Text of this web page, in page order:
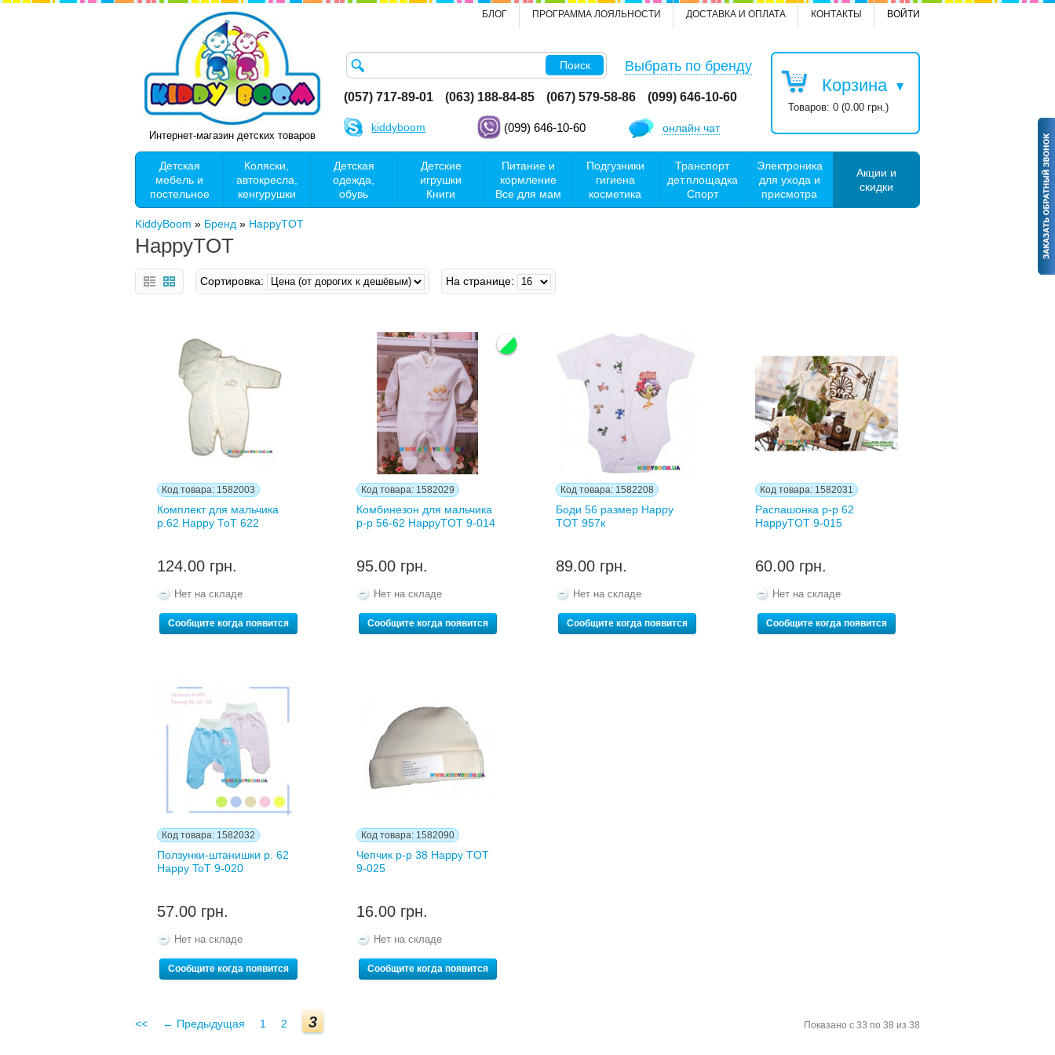
ВОЙТИ
КОНТАКТЫ
ДОСТАВКА И ОПЛАТА
ПРОГРАММА ЛОЯЛЬНОСТИ
БЛОГ
Интернет-магазин детских товаров
Поиск Выбрать по бренду
Корзина
Товаров: 0 (0.00 грн.)
(057) 717-89-01 (063) 188-84-85 (067) 579-58-86 (099) 646-10-60
kiddyboom (099) 646-10-60 онлайн чат
Детская
мебель и
постельное
Коляски,
автокресла,
кенгурушки
Детская
одежда,
обувь
Детские
игрушки
Книги
Питание и
кормление
Все для мам
Подгузники
гигиена
косметика
Транспорт
дет.площадка
Спорт
Электроника
для ухода и
присмотра
Акции и
скидки
KiddyBoom » Бренд » HappyTOT
HappyTOT
Сортировка: На странице:
Код товара: 1582003
Комплект для мальчика
р.62 Нарру ТоТ 622
124.00 грн.
Нет на складе
Сообщите когда появится
Код товара: 1582029
Комбинезон для мальчика
р-р 56-62 HappyTOT 9-014
95.00 грн.
Нет на складе
Сообщите когда появится
Код товара: 1582208
Боди 56 размер Happy
TOT 957к
89.00 грн.
Нет на складе
Сообщите когда появится
Код товара: 1582031
Распашонка р-р 62
HappyTOT 9-015
60.00 грн.
Нет на складе
Сообщите когда появится
Код товара: 1582032
Ползунки-штанишки р. 62
Happy ToT 9-020
57.00 грн.
Нет на складе
Сообщите когда появится
Код товара: 1582090
Чепчик р-р 38 Happy TOT
9-025
16.00 грн.
Нет на складе
Сообщите когда появится
<< ← Предыдущая 1 2 3 Показано с 33 по 38 из 38